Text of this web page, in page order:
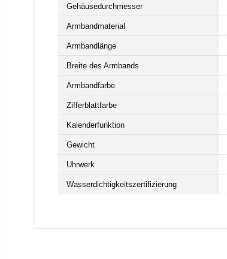
Gehäusedurchmesser
Armbandmaterial
Armbandlänge
Breite des Armbands
Armbandfarbe
Zifferblattfarbe
Kalenderfunktion
Gewicht
Uhrwerk
Wasserdichtigkeitszertifizierung